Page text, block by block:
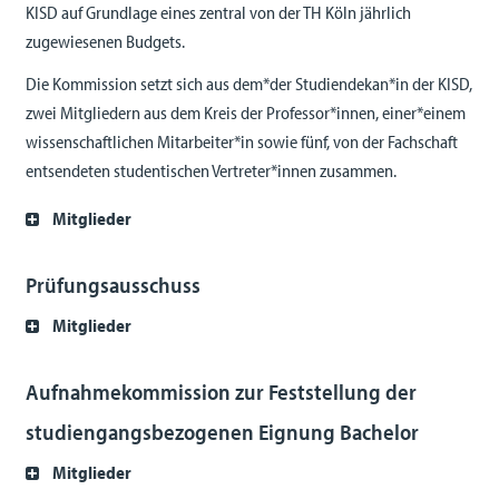
KISD auf Grundlage eines zentral von der TH Köln jährlich
zugewiesenen Budgets.
Die Kommission setzt sich aus dem*der Studiendekan*in der KISD,
zwei Mitgliedern aus dem Kreis der Professor*innen, einer*einem
wissenschaftlichen Mitarbeiter*in sowie fünf, von der Fachschaft
entsendeten studentischen Vertreter*innen zusammen.
Mitglieder
Prüfungsausschuss
Mitglieder
Aufnahmekommission zur Feststellung der
studiengangsbezogenen Eignung Bachelor
Mitglieder